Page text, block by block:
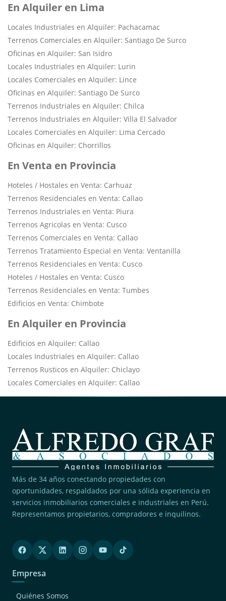
En Alquiler en Lima
Locales Industriales en Alquiler: Pachacamac
Terrenos Comerciales en Alquiler: Santiago De Surco
Oficinas en Alquiler: San Isidro
Locales Industriales en Alquiler: Lurin
Locales Comerciales en Alquiler: Lince
Oficinas en Alquiler: Santiago De Surco
Terrenos Industriales en Alquiler: Chilca
Terrenos Industriales en Alquiler: Villa El Salvador
Locales Comerciales en Alquiler: Lima Cercado
Oficinas en Alquiler: Chorrillos
En Venta en Provincia
Hoteles / Hostales en Venta: Carhuaz
Terrenos Residenciales en Venta: Callao
Terrenos Industriales en Venta: Piura
Terrenos Agricolas en Venta: Cusco
Terrenos Comerciales en Venta: Callao
Terrenos Tratamiento Especial en Venta: Ventanilla
Terrenos Residenciales en Venta: Cusco
Hoteles / Hostales en Venta: Cusco
Terrenos Residenciales en Venta: Tumbes
Edificios en Venta: Chimbote
En Alquiler en Provincia
Edificios en Alquiler: Callao
Locales Industriales en Alquiler: Callao
Terrenos Rusticos en Alquiler: Chiclayo
Locales Comerciales en Alquiler: Callao
Más de 34 años conectando propiedades con
oportunidades, respaldados por una sólida experiencia en
servicios inmobiliarios comerciales e industriales en Perú.
Representamos propietarios, compradores e inquilinos.
Empresa
Quiénes Somos